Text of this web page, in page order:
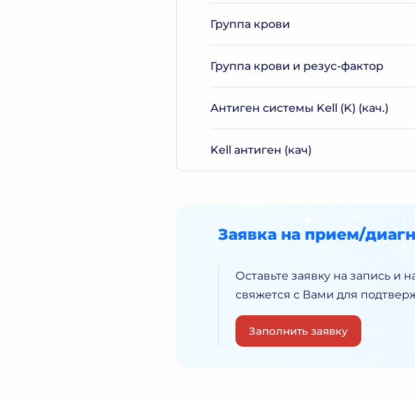
Группа крови
Группа крови и резус-фактор
Антиген системы Kell (K) (кач.)
Kell антиген (кач)
Заявка на прием/
Оставьте заявку на запись и
свяжется с Вами для
Заполнить заявку